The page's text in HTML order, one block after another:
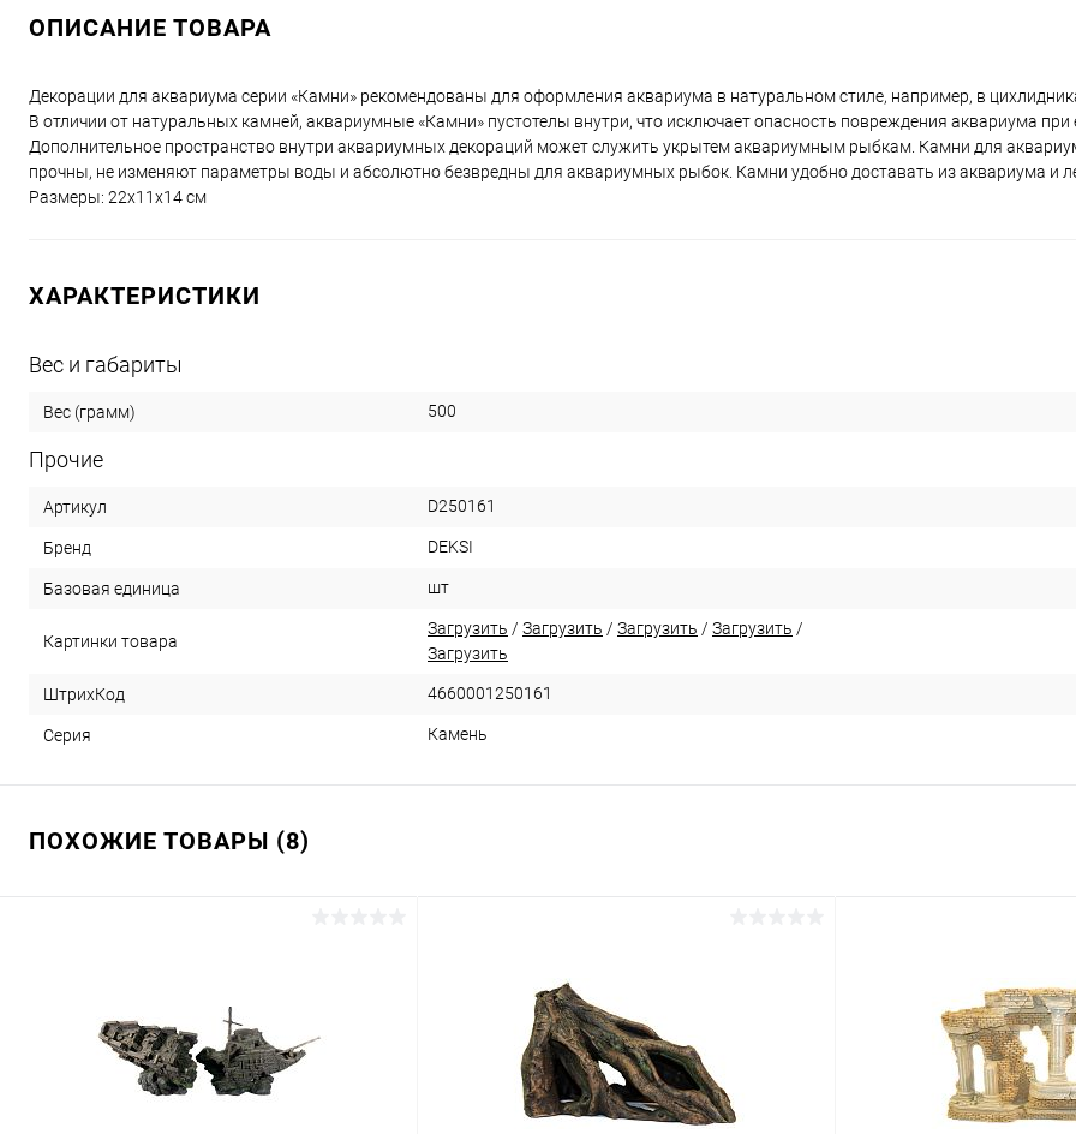
ОПИСАНИЕ ТОВАРА
Декорации для аквариума серии «Камни» рекомендованы для оформления аквариума в натуральном стиле, например, в
В отличии от натуральных камней, аквариумные «Камни» пустотелы внутри, что исключает опасность повреждения аквариума при
Дополнительное пространство внутри аквариумных декораций может служить укрытем аквариумным рыбкам. Камни для
прочны, не изменяют параметры воды и абсолютно безвредны для аквариумных рыбок. Камни удобно доставать из аквариума и
Размеры: 22х11х14 см
ХАРАКТЕРИСТИКИ
Вес и габариты
Вес (грамм) 500
Прочие
Артикул D250161
Бренд DEKSI
Базовая единица шт
Картинки товара
Загрузить / Загрузить / Загрузить / Загрузить /
Загрузить
ШтрихКод 4660001250161
Серия Камень
ПОХОЖИЕ ТОВАРЫ (8)